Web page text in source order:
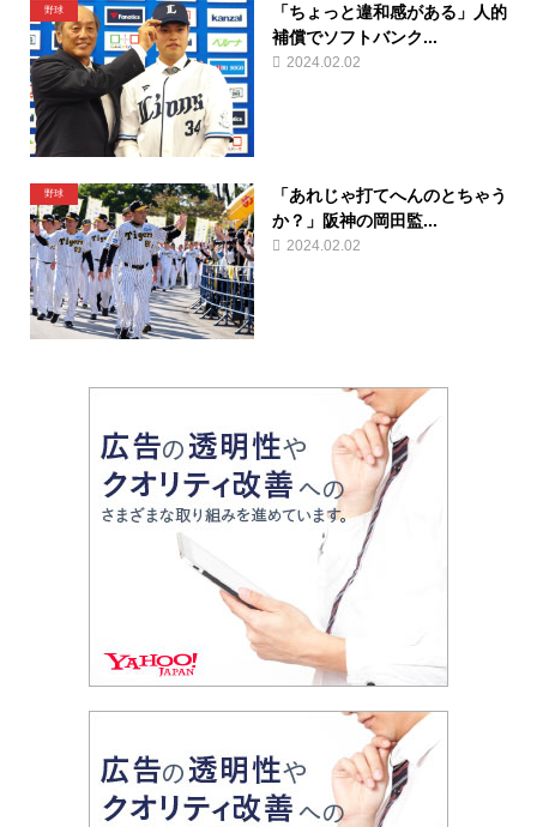
野球
「ちょっと違和感がある」人的
補償でソフトバンク...
2024.02.02
野球
「あれじゃ打てへんのとちゃう
か？」阪神の岡田監...
2024.02.02